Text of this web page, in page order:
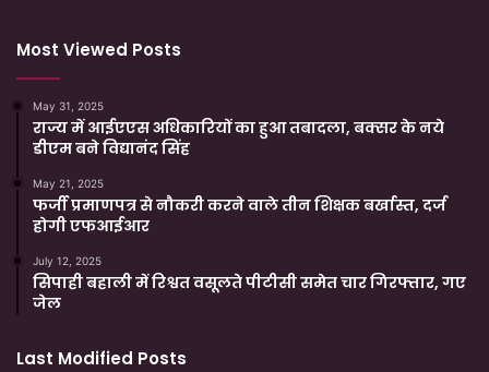
Most Viewed Posts
May 31, 2025
राज्य में आईएएस अधिकारियों का हुआ तबादला, बक्सर के नये
डीएम बने विद्यानंद सिंह
May 21, 2025
फर्जी प्रमाणपत्र से नौकरी करने वाले तीन शिक्षक बर्खास्त, दर्ज
होगी एफआईआर
July 12, 2025
सिपाही बहाली में रिश्वत वसूलते पीटीसी समेत चार गिरफ्तार, गए
जेल
Last Modified Posts